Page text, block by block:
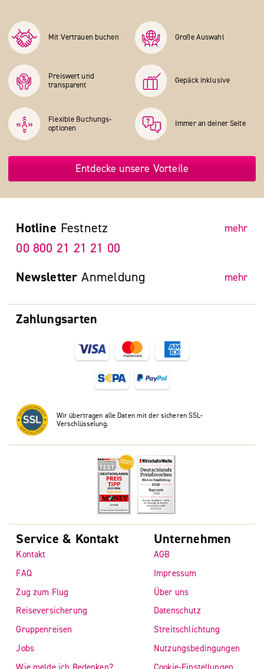
Mit Vertrauen buchen Große Auswahl
Preiswert und
transparent
Gepäck inklusive
Flexible Buchungs­
optionen
Immer an deiner Seite
Entdecke unsere Vorteile
Zahlungsarten
Wir übertragen alle Daten mit der sicheren SSL-
Verschlüsselung.
Hotline Festnetz mehr
00 800 21 21 21 00
Newsletter Anmeldung mehr
Service & Kontakt
Kontakt
FAQ
Zug zum Flug
Reiseversicherung
Gruppenreisen
Jobs
Unternehmen
AGB
Impressum
Über uns
Datenschutz
Streitschlichtung
Nutzungsbedingungen